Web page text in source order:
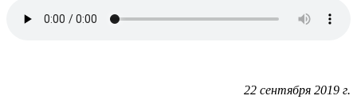
22 сентября 2019 г.